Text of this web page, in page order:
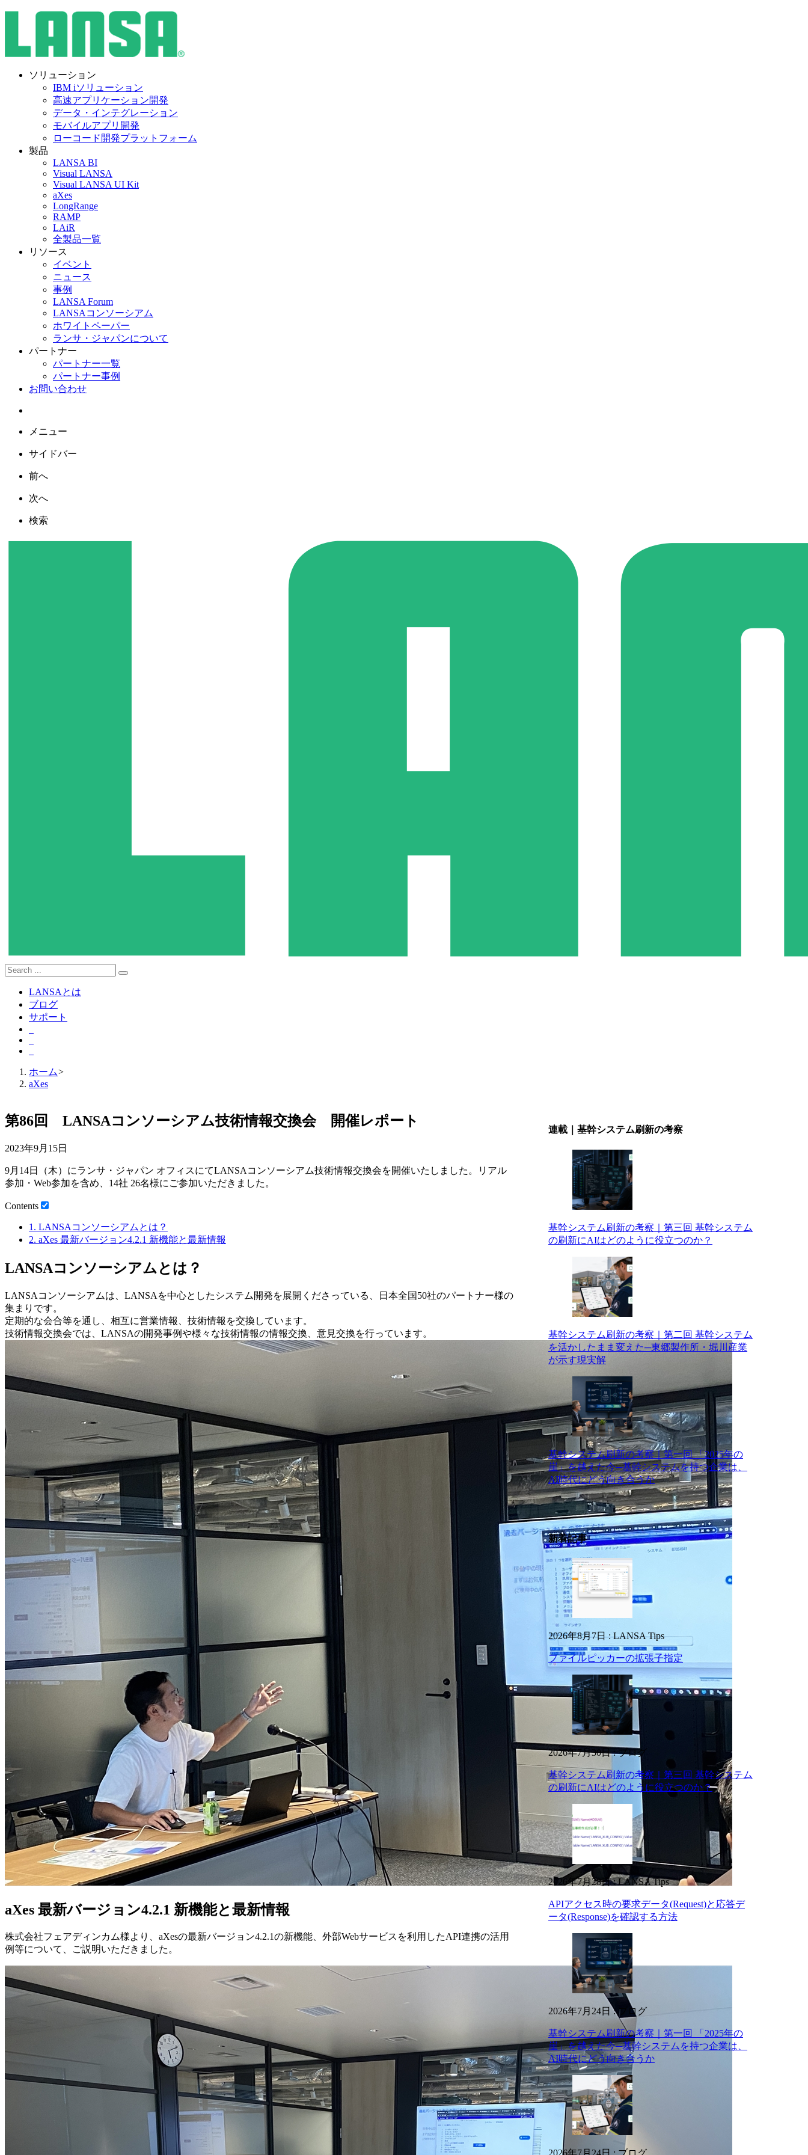
ソリューション
IBM iソリューション
高速アプリケーション開発
データ・インテグレーション
モバイルアプリ開発
ローコード開発プラットフォーム
製品
LANSA BI
Visual LANSA
Visual LANSA UI Kit
aXes
LongRange
RAMP
LAiR
全製品一覧
リソース
イベント
ニュース
事例
LANSA Forum
LANSAコンソーシアム
ホワイトペーパー
ランサ・ジャパンについて
パートナー
パートナー一覧
パートナー事例
お問い合わせ
メニュー
サイドバー
前へ
次へ
検索
LANSAとは
ブログ
サポート
ホーム>
aXes
第86回 LANSAコンソーシアム技術情報交換会 開催レポート
2023年9月15日
9月14日（木）にランサ・ジャパン オフィスにてLANSAコンソーシアム技術情報交換会を開催いたしました。リアル
参加・Web参加を含め、14社 26名様にご参加いただきました。
Contents
1. LANSAコンソーシアムとは？
2. aXes 最新バージョン4.2.1 新機能と最新情報
LANSAコンソーシアムとは？
LANSAコンソーシアムは、LANSAを中心としたシステム開発を展開くださっている、日本全国50社のパートナー様の
集まりです。
定期的な会合等を通し、相互に営業情報、技術情報を交換しています。
技術情報交換会では、LANSAの開発事例や様々な技術情報の情報交換、意見交換を行っています。
aXes 最新バージョン4.2.1 新機能と最新情報
株式会社フェアディンカム様より、aXesの最新バージョン4.2.1の新機能、外部Webサービスを利用したAPI連携の活用
例等について、ご説明いただきました。
連載｜基幹システム刷新の考察
基幹システム刷新の考察｜第三回 基幹システム
の刷新にAIはどのように役立つのか？
基幹システム刷新の考察｜第二回 基幹システム
を活かしたまま変えた─東郷製作所・堀川産業
が示す現実解
基幹システム刷新の考察｜第一回 「2025年の
崖」を越えた今─基幹システムを持つ企業は、
AI時代にどう向き合うか
新着記事
2026年8月7日:LANSA Tips
ファイルピッカーの拡張子指定
2026年7月30日:ブログ
基幹システム刷新の考察｜第三回 基幹システム
の刷新にAIはどのように役立つのか？
2026年7月28日:LANSA Tips
APIアクセス時の要求データ(Request)と応答デ
ータ(Response)を確認する方法
2026年7月24日 : ブログ
基幹システム刷新の考察｜第一回 「2025年の
崖」を越えた今─基幹システムを持つ企業は、
AI時代にどう向き合うか
2026年7月24日 : ブログ